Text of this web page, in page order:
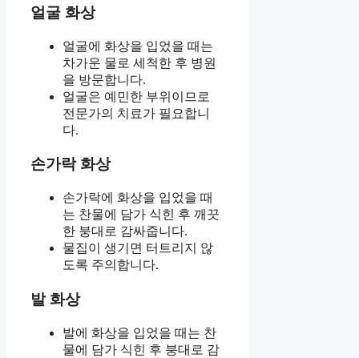
얼굴 화상
얼굴에 화상을 입었을 때는
차가운 물로 세척한 후 병원
을 방문합니다.
얼굴은 예민한 부위이므로
전문가의 치료가 필요합니
다.
손가락 화상
손가락에 화상을 입었을 때
는 찬물에 담가 식힌 후 깨끗
한 붕대로 감싸줍니다.
물집이 생기면 터트리지 않
도록 주의합니다.
발 화상
발에 화상을 입었을 때는 찬
물에 담가 식힌 후 붕대로 감